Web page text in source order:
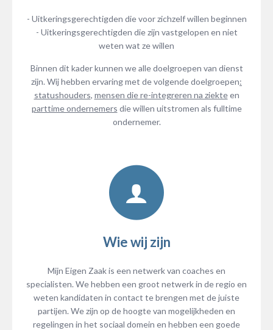
- Uitkeringsgerechtigden die voor zichzelf willen beginnen
- Uitkeringsgerechtigden die zijn vastgelopen en niet
weten wat ze willen
Binnen dit kader kunnen we alle doelgroepen van dienst
zijn. Wij hebben ervaring met de volgende doelgroepen:
statushouders, mensen die re-integreren na ziekteen
parttime ondernemers die willen uitstromen als fulltime
ondernemer.
Wie wij zijn
Mijn Eigen Zaak is een netwerk van coaches en
specialisten. We hebben een groot netwerk in de regio en
weten kandidaten in contact te brengen met de juiste
partijen. We zijn op de hoogte van mogelijkheden en
regelingen in het sociaal domein en hebben een goede